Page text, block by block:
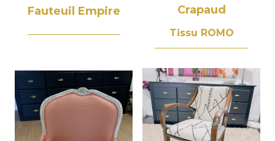
Fauteuil Empire
Crapaud
Tissu ROMO